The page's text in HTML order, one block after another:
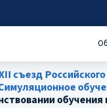
съезд